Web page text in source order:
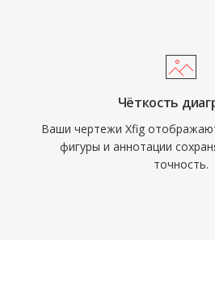
Чёткость
Ваши чертежи Xfig
фигуры и аннотации
точность.